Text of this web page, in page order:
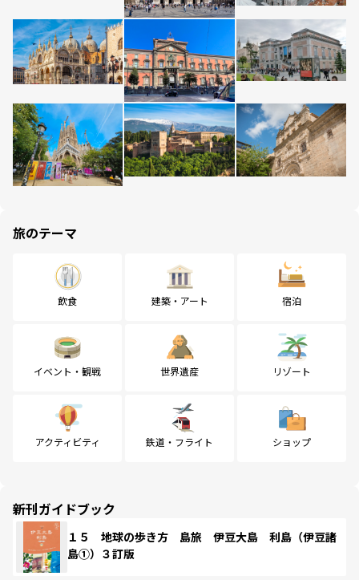
旅のテーマ
飲食 建築・アート 宿泊
イベント・観戦 世界遺産 リゾート
アクティビティ 鉄道・フライト ショップ
新刊ガイドブック
１５ 地球の歩き方 島旅 伊豆大島 利島（伊豆諸
島①）３訂版